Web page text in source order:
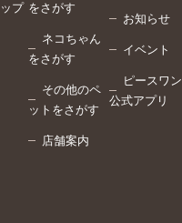
ップ をさがす
ネコちゃん
をさがす
その他のペ
ットをさがす
店舗案内
お知らせ
イベント
ピースワン
公式アプリ